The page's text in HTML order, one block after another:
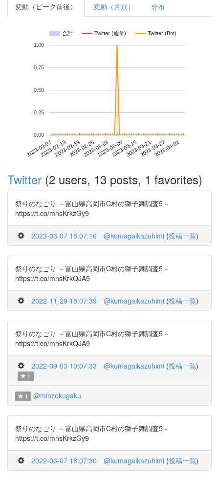
変動（ピーク前後） 変動（月別） 分布
合計 Twitter (通常) Twitter (Bot)
2023-02-072023-02-132023-02-192023-02-252023-03-032023-03-092023-03-152023-03-212023-03-272023-04-02
0.00
0.25
0.50
0.75
1.00
Twitter (2 users, 13 posts, 1 favorites)
祭りのなごり －富山県高岡市C村の獅子舞調査5－
https://t.co/mnsKrkzGy9
2023-03-07 18:07:16 @kumagaikazuhimi (投稿一覧)
祭りのなごり －富山県高岡市C村の獅子舞調査5－
https://t.co/mnsKrkQJA9
2022-11-29 18:07:39 @kumagaikazuhimi (投稿一覧)
祭りのなごり －富山県高岡市C村の獅子舞調査5－
https://t.co/mnsKrkQJA9
2022-09-03 10:07:33 @kumagaikazuhimi (投稿一覧)
1
1 @minzokugaku
祭りのなごり －富山県高岡市C村の獅子舞調査5－
https://t.co/mnsKrkzGy9
2022-06-07 18:07:30 @kumagaikazuhimi (投稿一覧)